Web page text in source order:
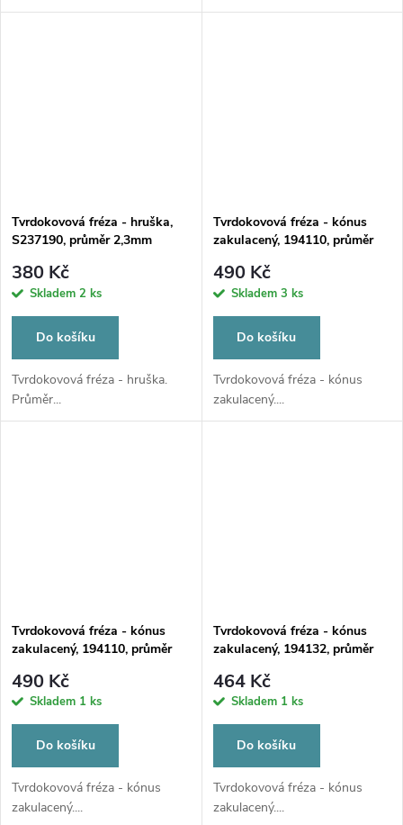
Tvrdokovová fréza - hruška,
S237190, průměr 2,3mm
380 Kč
Skladem 2 ks
Do košíku
Tvrdokovová fréza - hruška.
Průměr...
Tvrdokovová fréza - kónus
zakulacený, 194110, průměr
490 Kč
Skladem 3 ks
Do košíku
Tvrdokovová fréza - kónus
zakulacený....
Tvrdokovová fréza - kónus
zakulacený, 194110, průměr
490 Kč
Skladem 1 ks
Do košíku
Tvrdokovová fréza - kónus
zakulacený....
Tvrdokovová fréza - kónus
zakulacený, 194132, průměr
464 Kč
Skladem 1 ks
Do košíku
Tvrdokovová fréza - kónus
zakulacený....